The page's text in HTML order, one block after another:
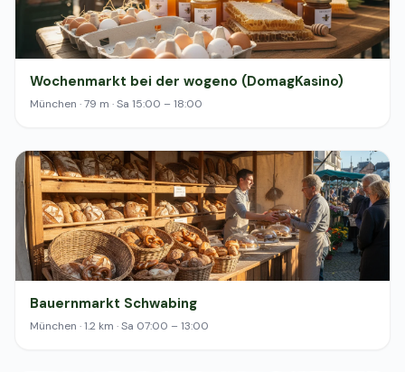
Wochenmarkt bei der wogeno (DomagKasino)
München · 79 m · Sa 15:00 – 18:00
Bauernmarkt Schwabing
München · 1.2 km · Sa 07:00 – 13:00